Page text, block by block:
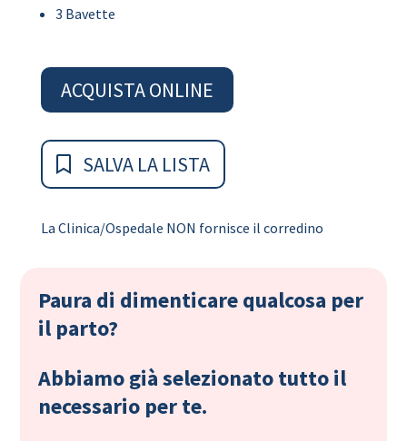
3 Bavette
ACQUISTA ONLINE
SALVA LA LISTA
La Clinica/Ospedale NON fornisce il corredino
Paura di dimenticare qualcosa per
il parto?
Abbiamo già selezionato tutto il
necessario per te.